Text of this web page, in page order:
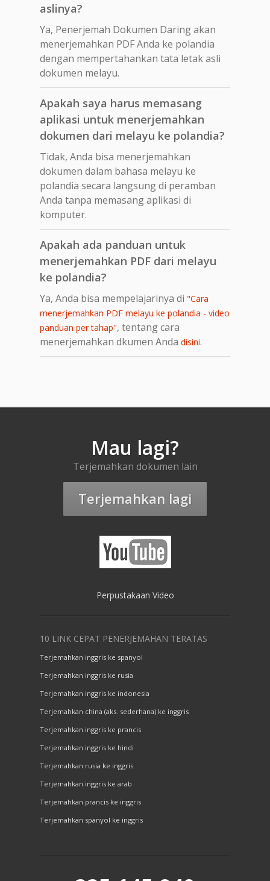
aslinya?
Ya, Penerjemah Dokumen Daring akan
menerjemahkan PDF Anda ke polandia
dengan mempertahankan tata letak asli
dokumen melayu.
Apakah saya harus memasang
aplikasi untuk menerjemahkan
dokumen dari melayu ke polandia?
Tidak, Anda bisa menerjemahkan
dokumen dalam bahasa melayu ke
polandia secara langsung di peramban
Anda tanpa memasang aplikasi di
komputer.
Apakah ada panduan untuk
menerjemahkan PDF dari melayu
ke polandia?
Ya, Anda bisa mempelajarinya di "Cara
menerjemahkan PDF melayu ke polandia - video
panduan per tahap", tentang cara
menerjemahkan dkumen Anda disini.
Mau lagi?
Terjemahkan dokumen lain
Terjemahkan lagi
Perpustakaan Video
10 LINK CEPAT PENERJEMAHAN TERATAS
Terjemahkan inggris ke spanyol
Terjemahkan inggris ke rusia
Terjemahkan inggris ke indonesia
Terjemahkan china (aks. sederhana) ke inggris
Terjemahkan inggris ke prancis
Terjemahkan inggris ke hindi
Terjemahkan rusia ke inggris
Terjemahkan inggris ke arab
Terjemahkan prancis ke inggris
Terjemahkan spanyol ke inggris